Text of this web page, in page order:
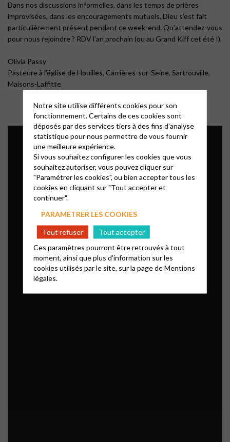
Dans nos discussions informelles, dans les temps de prières
improvisées, dans les encouragements mutuels, Dieu s’est fait
particulièrement présent pendant ce week-end. Qu’attendez-vous
pour nous rejoindre ? RDV l’an prochain (ou au Grand Kiff cet été !).
Olivia Passy
Pasteure à l’église de Houilles, Carrières-sur-Seine, Sartrouville,
Maisons-Laffitte.
Notre site utilise différents cookies pour son
fonctionnement. Certains de ces cookies sont
déposés par des services tiers à des fins d'analyse
statistique pour nous permettre de vous fournir
une meilleure expérience.
Si vous souhaitez configurer les cookies que vous
souhaitez autoriser, vous pouvez cliquer sur
"Paramétrer les cookies", ou bien accepter tous les
cookies en cliquant sur "Tout accepter et
continuer".
PARAMÉTRER LES COOKIES
Tout refuser
Tout accepter
Ces paramètres pourront être retrouvés à tout
moment, ainsi que plus d'information sur les
cookies utilisés par le site, sur la page deMentions
légales.